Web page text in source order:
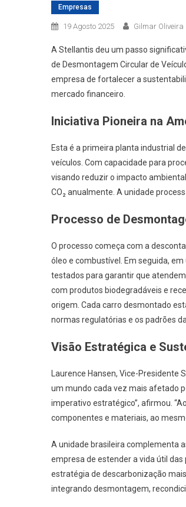
Empresas
19 Agosto 2025 Gilmar Oliveira
A Stellantis deu um passo
de Desmontagem Circular de
empresa de fortalecer a
mercado financeiro.
Iniciativa Pioneira na
Esta é a primeira planta industrial
veículos. Com capacidade para
visando reduzir o impacto
CO₂ anualmente. A unidade
Processo de
O processo começa com a
óleo e combustível. Em seguida,
testados para garantir que
com produtos biodegradáveis e
origem. Cada carro desmontado
normas regulatórias e os padrões
Visão Estratégica e
Laurence Hansen, Vice-Presidente
um mundo cada vez mais afetado
imperativo estratégico”, afirmou.
componentes e materiais, ao
A unidade brasileira complementa
empresa de estender a vida útil
estratégia de descarbonização
integrando desmontagem,